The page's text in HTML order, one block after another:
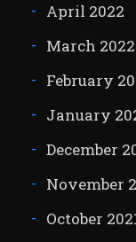
April 2022
March 2022
February
January
December
November
October